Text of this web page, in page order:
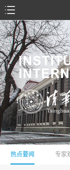
热点要闻 专家